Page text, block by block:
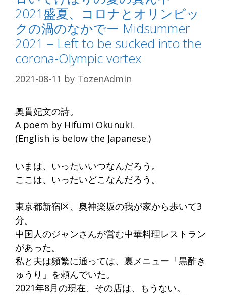
2021盛夏、コロナとオリンピッ
クの渦のなかでー Midsummer
2021 – Left to be sucked into the
corona-Olympic vortex
2021-08-11 by TozenAdmin
奥貫妃文の詩。
A poem by Hifumi Okunuki.
(English is below the Japanese.)
いまは、いったいいつなんだろう。
ここは、いったいどこなんだろう。
東京都新宿区、奥神楽坂の我が家から歩いて3
分。
中国人のジャンさんが営む中華料理レストラン
があった。
私と夫は頻繁に通っては、裏メニュー「黒酢き
ゅうり」を頼んでいた。
2021年8月の現在、その店は、もうない。